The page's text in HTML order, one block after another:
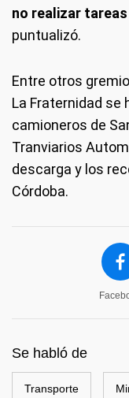
no realizar
puntualizó.
Entre otros
La Fraternidad se
camioneros de
Tranviarios
descarga y los
Córdoba.
Se habló de
Transporte